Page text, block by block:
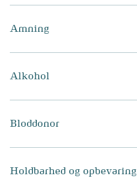
Amning
Alkohol
Bloddonor
Holdbarhed og opbevaring